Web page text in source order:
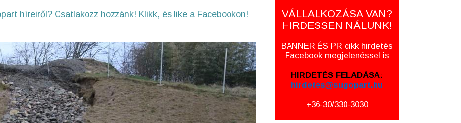
híreiről? Csatlakozz hozzánk! Klikk, és like a Facebookon!
VÁLLALKOZÁSA VAN?
HIRDESSEN NÁLUNK!
BANNER ÉS PR cikk hirdetés
Facebook megjelenéssel is
HIRDETÉS FELADÁSA:
hirdetes@sugopart.hu
+36-30/330-3030